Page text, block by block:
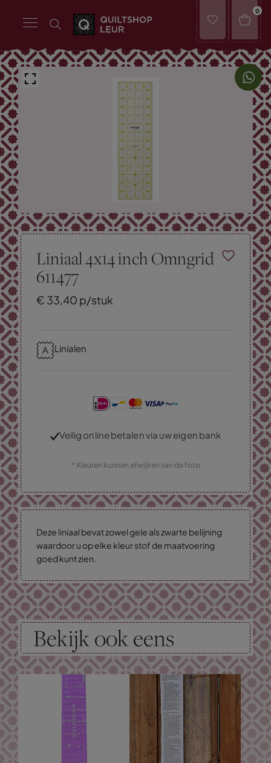
0
Liniaal 4x14 inch Omngrid
611477
€ 33,40 p/stuk
Linialen
Veilig online betalen via uw eigen bank
* Kleuren kunnen afwijken van de foto
Deze liniaal bevat zowel gele als zwarte belijning
waardoor u op elke kleur stof de maatvoering
goed kunt zien.
Bekijk ook eens